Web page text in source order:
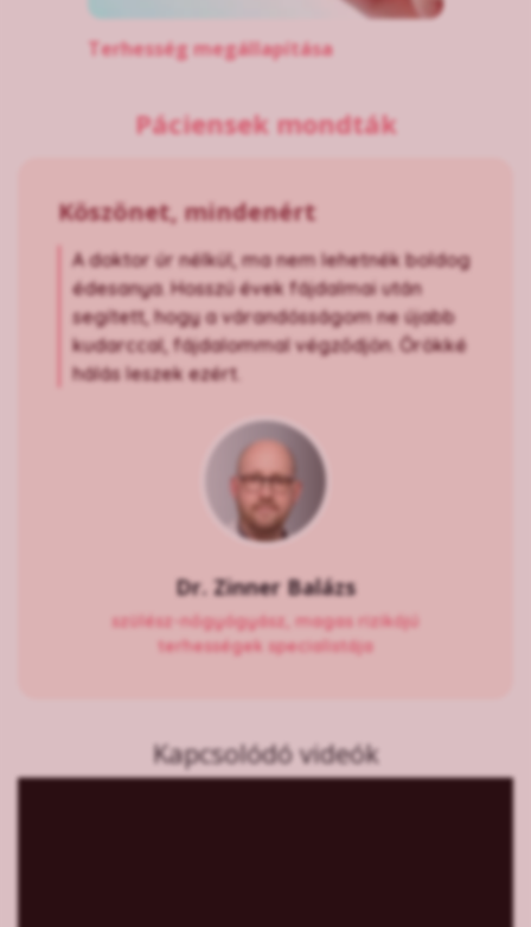
Terhesség megállapítása
Páciensek mondták
Köszönet, mindenért
A doktor úr nélkül, ma nem lehetnék boldog
édesanya. Hosszú évek fájdalmai után
segített, hogy a várandósságom ne újabb
kudarccal, fájdalommal végződjön. Örökké
hálás leszek ezért.
Dr. Zinner Balázs
szülész-nőgyógyász, magas rizikójú
terhességek specialistája
Kapcsolódó videók